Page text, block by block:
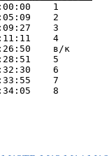
00:00:00    1
2
00:09:27    3
4
в/к
00:28:51    5
00:32:30    6
00:33:55    7
00:34:05    8